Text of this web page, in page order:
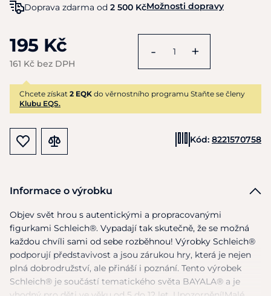
Doprava zdarma od 2 500 KčMožnosti dopravy
195 Kč
161 Kč bez DPH
- +
Chcete získat 2 EQK do věrnostního programu Staňte se členy
Klubu EQS.
Kód: 8221570758
Informace o výrobku
Objev svět hrou s autentickými a propracovanými
figurkami Schleich®. Vypadají tak skutečně, že se možná
každou chvíli sami od sebe rozběhnou! Výrobky Schleich®
podporují představivost a jsou zárukou hry, která je nejen
plná dobrodružství, ale přináší i poznání. Tento výrobek
Schleich® je součástí tematického světa BAYALA® a je